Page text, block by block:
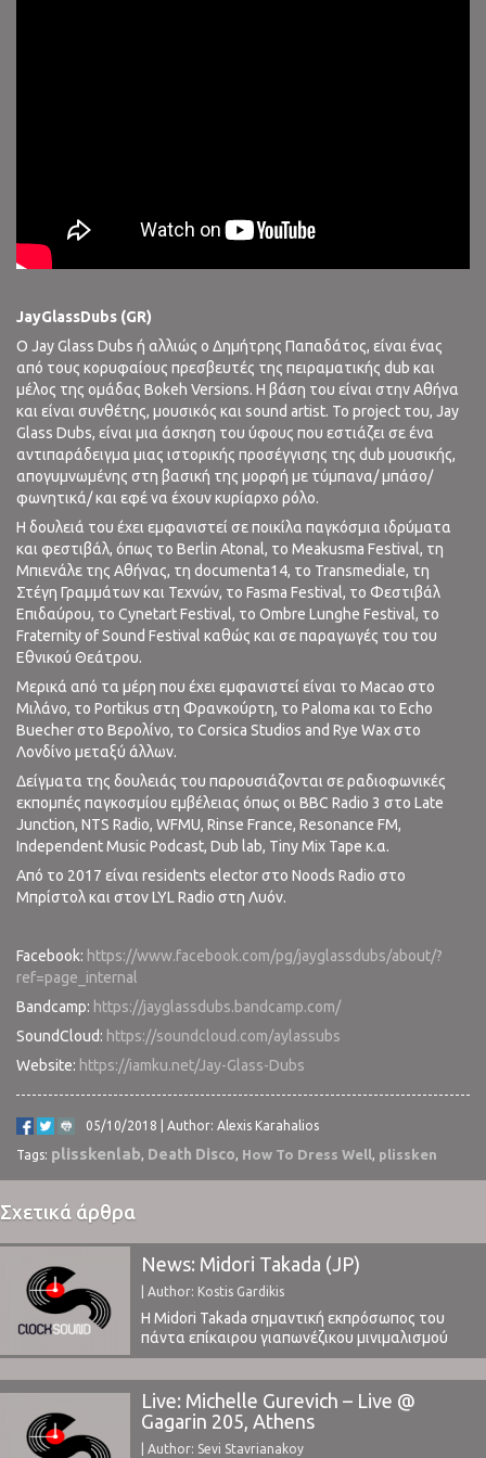
JayGlassDubs (GR)
Ο Jay Glass Dubs ή αλλιώς ο Δημήτρης Παπαδάτος, είναι ένας
από τους κορυφαίους πρεσβευτές της πειραματικής dub και
μέλος της ομάδας Bokeh Versions. Η βάση του είναι στην Αθήνα
και είναι συνθέτης, μουσικός και sound artist. Το project του, Jay
Glass Dubs, είναι μια άσκηση του ύφους που εστιάζει σε ένα
αντιπαράδειγμα μιας ιστορικής προσέγγισης της dub μουσικής,
απογυμνωμένης στη βασική της μορφή με τύμπανα/ μπάσο/
φωνητικά/ και εφέ να έχουν κυρίαρχο ρόλο.
Η δουλειά του έχει εμφανιστεί σε ποικίλα παγκόσμια ιδρύματα
και φεστιβάλ, όπως το Berlin Atonal, το Meakusma Festival, τη
Μπιενάλε της Αθήνας, τη documenta14, το Transmediale, τη
Στέγη Γραμμάτων και Τεχνών, το Fasma Festival, το Φεστιβάλ
Επιδαύρου, το Cynetart Festival, το Ombre Lunghe Festival, το
Fraternity of Sound Festival καθώς και σε παραγωγές του του
Εθνικού Θεάτρου.
Μερικά από τα μέρη που έχει εμφανιστεί είναι το Macao στο
Μιλάνο, το Portikus στη Φρανκούρτη, το Paloma και το Echo
Buecher στο Βερολίνο, το Corsica Studios and Rye Wax στο
Λονδίνο μεταξύ άλλων.
Δείγματα της δουλειάς του παρουσιάζονται σε ραδιοφωνικές
εκπομπές παγκοσμίου εμβέλειας όπως οι BBC Radio 3 στο Late
Junction, NTS Radio, WFMU, Rinse France, Resonance FM,
Independent Music Podcast, Dub lab, Tiny Mix Tape κ.α.
Από το 2017 είναι residents elector στο Noods Radio στο
Μπρίστολ και στον LYL Radio στη Λυόν.
Facebook: https://www.facebook.com/pg/jayglassdubs/about/?
ref=page_internal
Bandcamp: https://jayglassdubs.bandcamp.com/
SoundCloud: https://soundcloud.com/aylassubs
Website: https://iamku.net/Jay-Glass-Dubs
05/10/2018 | Author: Alexis Karahalios
Tags: plisskenlab, Death Disco, How To Dress Well, plissken
Σχετικά άρθρα
News: Midori Takada (JP)
| Author: Kostis Gardikis
H Midori Takada σημαντική εκπρόσωπος του
πάντα επίκαιρου γιαπωνέζικου μινιμαλισμού
στην Αθήνα Κυριακή 2 Ιουνίου 2019 στην
αίθουσα Φιλολογικός Σύλλογος Παρνασσός
στα πλαίσια του Plisskën Festival. Με
προσωπική σφραγίδα ambient, κρουστών,
φυσικών ήχων και ηχοχρώματα από την Ασία
Live: Michelle Gurevich – Live @
Gagarin 205, Athens
| Author: Sevi Stavrianakoy